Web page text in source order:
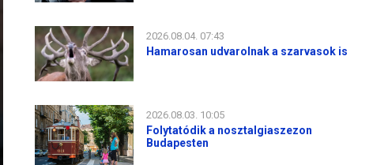
2026.08.04. 07:43
Hamarosan udvarolnak a szarvasok is
2026.08.03. 10:05
Folytatódik a nosztalgiaszezon
Budapesten